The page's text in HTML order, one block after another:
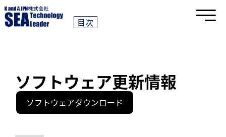
目次
{ margin:1000px; padding: 10% 0; }
ソフトウェア更新情報
ソフトウェアダウンロード